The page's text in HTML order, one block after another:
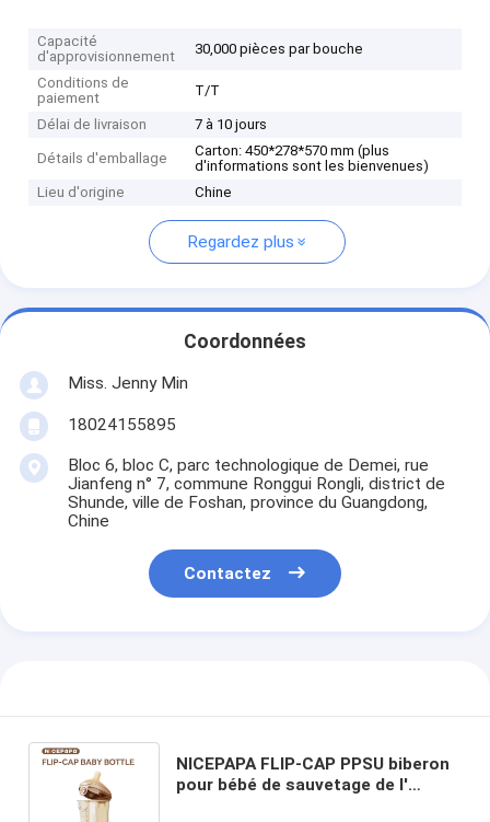
Capacité
d'approvisionnement
30,000 pièces par bouche
Conditions de
paiement
T/T
Délai de livraison 7 à 10 jours
Détails d'emballage
Carton: 450*278*570 mm (plus
d'informations sont les bienvenues)
Lieu d'origine
Chine
Regardez plus
Coordonnées
Miss. Jenny Min
18024155895
Bloc 6, bloc C, parc technologique de Demei, rue
Jianfeng n° 7, commune Ronggui Rongli, district de
Shunde, ville de Foshan, province du Guangdong,
Chine
Contactez
NICEPAPA FLIP-CAP PPSU biberon
pour bébé de sauvetage de l'